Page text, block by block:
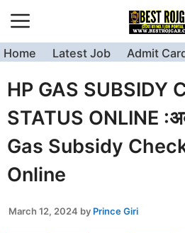
to
content
Home Latest Job Admit
HP GAS SUBSIDY
STATUS ONLINE
Gas Subsidy
Online
March 12, 2024 by Prince Giri